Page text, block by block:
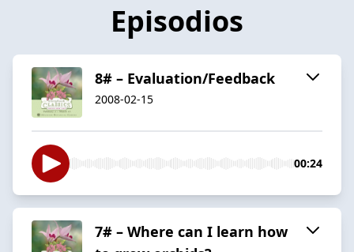
Episodios
8# – Evaluation/Feedback
2008-02-15
00:24
7# – Where can I learn how